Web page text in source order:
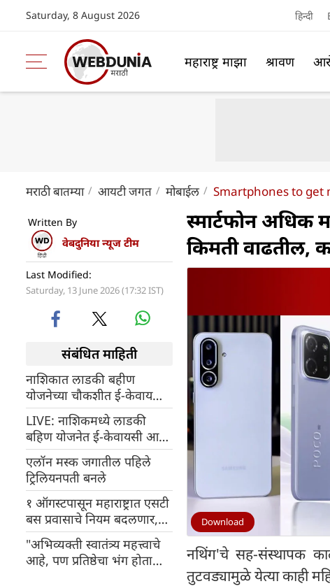
Saturday, 8 August 2026 हिन्दी
महाराष्ट्र माझा श्रावण
मराठी बातम्या आयटी जगत मोबाईल Smartphones to get
Written By
वेबदुनिया न्यूज टीम
Last Modified:
Saturday, 13 June 2026 (17:32 IST)
संबंधित माहिती
नाशिकात लाडकी बहीण
योजनेच्या चौकशीत ई-केवायसी
आणि कागदपत्र पडताळणीत
सुमारे दीड लाख महिला अपात्र
ठरल्या
LIVE: नाशिकमध्ये लाडकी
बहिण योजनेत ई-केवायसी आणि
कागदपत्रांमधील त्रुटींमुळे दीड
लाख महिला अपात्र
एलॉन मस्क जगातील पहिले
ट्रिलियनपती बनले
१ ऑगस्टपासून महाराष्ट्रात एसटी
बस प्रवासाचे नियम बदलणार,
प्रवासासाठी स्मार्ट कार्ड अनिवार्य
होणार
"अभिव्यक्ती स्वातंत्र्य महत्त्वाचे
आहे, पण प्रतिष्ठेचा भंग होता
स्मार्टफोन अधिक
किमती वाढतील,
Download
नथिंग'चे सह-संस्थापक
तुटवड्यामुळे येत्या काही